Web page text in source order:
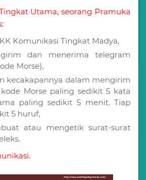
Utama, seorang Pramuka
Komunikasi Tingkat Madya,
dan menerima telegram
Morse),
kecakapannya dalam mengirim
Morse paling sedikit 5 kata
paling sedikit 5 menit. Tiap
5 huruf,
atau mengetik surat-surat